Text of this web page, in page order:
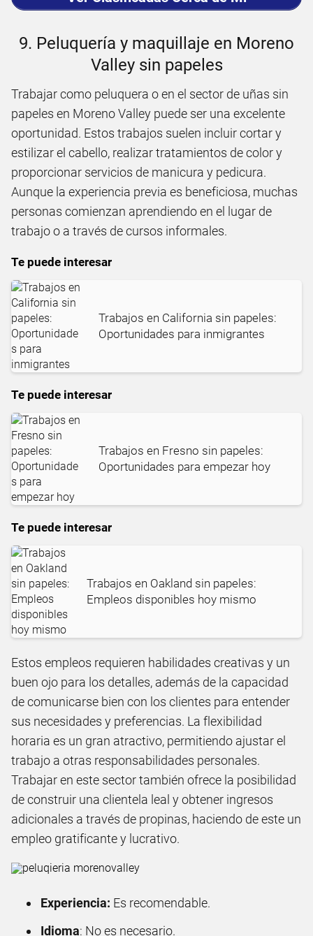
9. Peluquería y maquillaje en Moreno
Valley sin papeles
Trabajar como peluquera o en el sector de uñas sin
papeles en Moreno Valley puede ser una excelente
oportunidad. Estos trabajos suelen incluir cortar y
estilizar el cabello, realizar tratamientos de color y
proporcionar servicios de manicura y pedicura.
Aunque la experiencia previa es beneficiosa, muchas
personas comienzan aprendiendo en el lugar de
trabajo o a través de cursos informales.
Te puede interesar
Trabajos en California sin papeles:
Oportunidades para inmigrantes
Te puede interesar
Trabajos en Fresno sin papeles:
Oportunidades para empezar hoy
Te puede interesar
Trabajos en Oakland sin papeles:
Empleos disponibles hoy mismo
Estos empleos requieren habilidades creativas y un
buen ojo para los detalles, además de la capacidad
de comunicarse bien con los clientes para entender
sus necesidades y preferencias. La flexibilidad
horaria es un gran atractivo, permitiendo ajustar el
trabajo a otras responsabilidades personales.
Trabajar en este sector también ofrece la posibilidad
de construir una clientela leal y obtener ingresos
adicionales a través de propinas, haciendo de este un
empleo gratificante y lucrativo.
Experiencia: Es recomendable.
Idioma: No es necesario.